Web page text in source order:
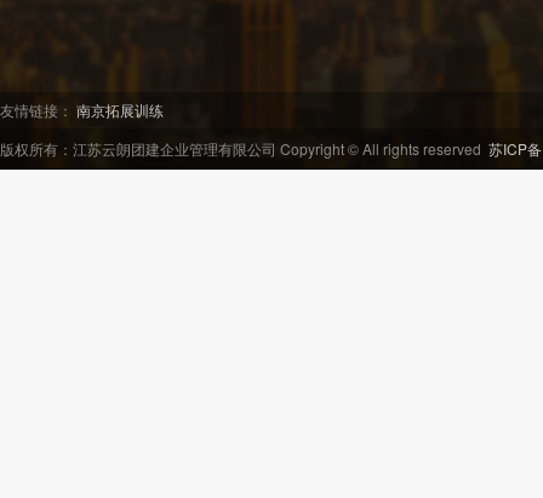
友情链接： 南京拓展训练
版权所有：江苏云朗团建企业管理有限公司 Copyright © All rights reserved 苏ICP